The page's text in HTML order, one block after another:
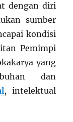
dengan diri
sumber
kondisi
Pemimpi
yang
dan
, intelektual